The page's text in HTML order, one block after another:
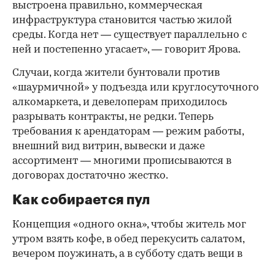
выстроена правильно, коммерческая
инфраструктура становится частью жилой
среды. Когда нет — существует параллельно с
ней и постепенно угасает», — говорит Ярова.
Случаи, когда жители бунтовали против
«шаурмичной» у подъезда или круглосуточного
алкомаркета, и девелоперам приходилось
разрывать контракты, не редки. Теперь
требования к арендаторам — режим работы,
внешний вид витрин, вывески и даже
ассортимент — многими прописываются в
договорах достаточно жестко.
Как собирается пул
Концепция «одного окна», чтобы житель мог
утром взять кофе, в обед перекусить салатом,
вечером поужинать, а в субботу сдать вещи в